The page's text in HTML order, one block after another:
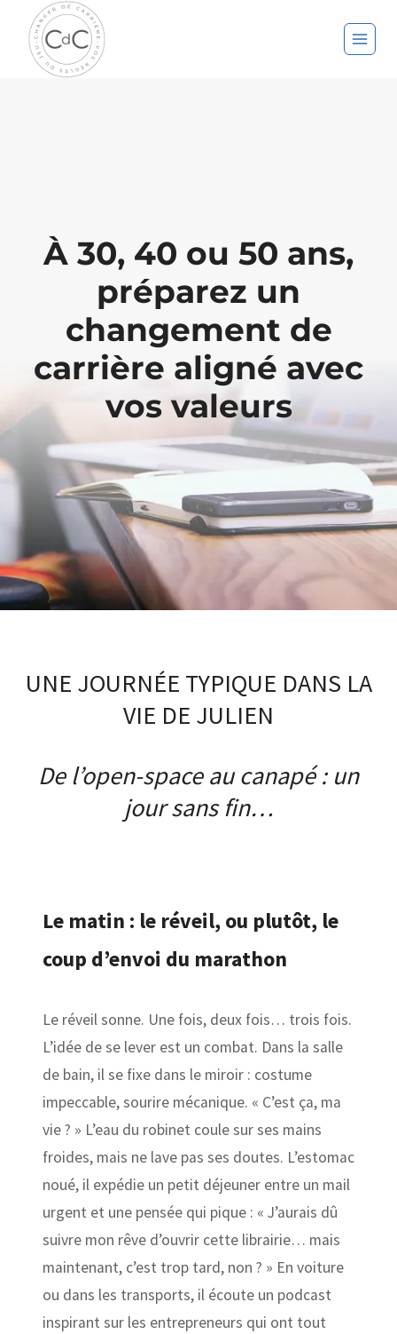
contenu
À 30, 40 ou 50 ans,
préparez un
changement de
carrière aligné avec
vos valeurs
UNE JOURNÉE TYPIQUE DANS LA
VIE DE JULIEN
De l’open-space au canapé : un
jour sans fin…
Le matin : le réveil, ou plutôt, le
coup d’envoi du marathon
Le réveil sonne. Une fois, deux fois… trois fois.
L’idée de se lever est un combat. Dans la salle
de bain, il se fixe dans le miroir : costume
impeccable, sourire mécanique. « C’est ça, ma
vie ? » L’eau du robinet coule sur ses mains
froides, mais ne lave pas ses doutes. L’estomac
noué, il expédie un petit déjeuner entre un mail
urgent et une pensée qui pique : « J’aurais dû
suivre mon rêve d’ouvrir cette librairie… mais
maintenant, c’est trop tard, non ? » En voiture
ou dans les transports, il écoute un podcast
inspirant sur les entrepreneurs qui ont tout